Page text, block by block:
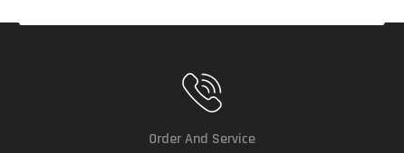
Order And Service